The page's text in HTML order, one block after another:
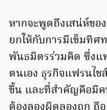
หากจะพูดถึงเสน่ห์ขอ
ยกให้กับการมีเข็มทิ
พันธมิตรร่วมคิด ซึ่งแ
ตนเอง ธุรกิจแฟรนไช
ขึ้น และที่สำคัญคือมีค